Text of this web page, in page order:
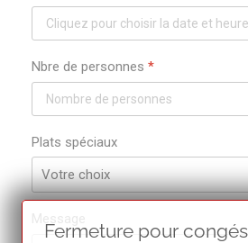
Nbre de personnes *
Plats spéciaux
Fermeture pour